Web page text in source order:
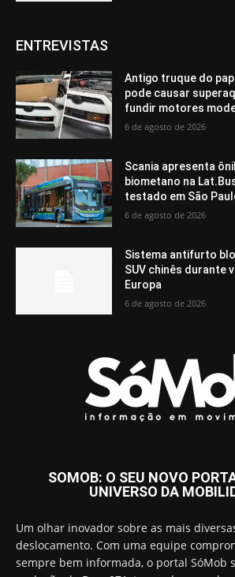
ENTREVISTAS
Antigo truque do
pode causar
fundir motores
6 de agosto de 2026
Scania apresenta
biometano na
testado em São
6 de agosto de 2026
Sistema antifurto
SUV chinês durante
Europa
6 de agosto de 2026
SOMOB: O SEU NOVO
UNIVERSO DA
Um olhar inovador sobre as mais
deslocamento. Com uma equipe
sempre bem informada, o portal SóMob